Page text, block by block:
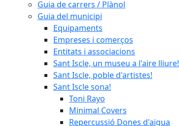
Guia de carrers / Plànol
Guia del municipi
Equipaments
Empreses i comerços
Entitats i associacions
Sant Iscle, un museu a l'aire lliure!
Sant Iscle, poble d'artistes!
Sant Iscle sona!
Toni Rayo
Minimal Covers
Repercussió Dones d'aigua